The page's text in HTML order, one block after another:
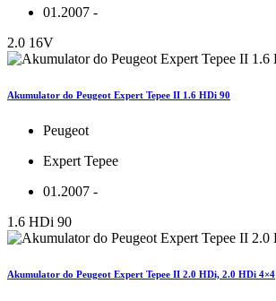
01.2007 -
2.0 16V
Akumulator do Peugeot Expert Tepee II 1.6 HDi 90
Peugeot
Expert Tepee
01.2007 -
1.6 HDi 90
Akumulator do Peugeot Expert Tepee II 2.0 HDi, 2.0 HDi 4×4